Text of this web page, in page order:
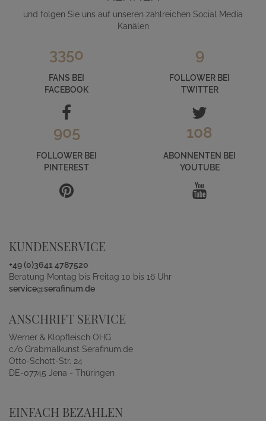
und folgen Sie uns auf unseren zahlreichen Social Media
Kanälen
3350
FANS BEI
FACEBOOK
9
FOLLOWER BEI
TWITTER
905
FOLLOWER BEI
PINTEREST
108
ABONNENTEN BEI
YOUTUBE
KUNDENSERVICE
+49 (0)3641 4787520
Beratung Montag bis Freitag 10 bis 16 Uhr
service@serafinum.de
ANSCHRIFT SERVICE
Werner & Klopfleisch OHG
c/o Grabmalkunst Serafinum.de
Otto-Schott-Str. 24
DE-07745 Jena - Thüringen
EINFACH BEZAHLEN